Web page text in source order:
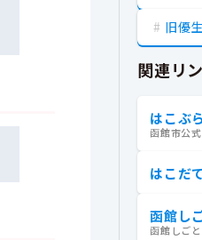
旧優
関連リ
はこぶら
函館市公
はこだ
函館し
函館しご